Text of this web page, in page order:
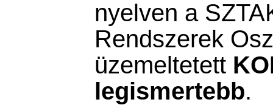
nyelven a
Rendszerek
üzemeltetett
legismertebb.